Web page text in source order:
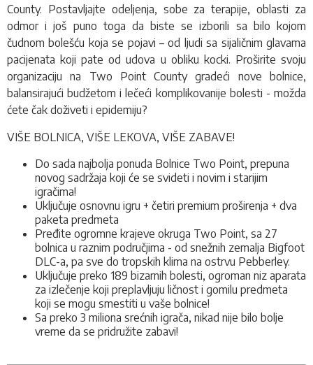
County. Postavljajte odeljenja, sobe za terapije, oblasti za
odmor i još puno toga da biste se izborili sa bilo kojom
čudnom bolešću koja se pojavi – od ljudi sa sijaličnim glavama
pacijenata koji pate od udova u obliku kocki. Proširite svoju
organizaciju na Two Point County gradeći nove bolnice,
balansirajući budžetom i lečeći komplikovanije bolesti - možda
ćete čak doživeti i epidemiju?
VIŠE BOLNICA, VIŠE LEKOVA, VIŠE ZABAVE!
Do sada najbolja ponuda Bolnice Two Point, prepuna
novog sadržaja koji će se svideti i novim i starijim
igračima!
Uključuje osnovnu igru + četiri premium proširenja + dva
paketa predmeta
Pređite ogromne krajeve okruga Two Point, sa 27
bolnica u raznim područjima - od snežnih zemalja Bigfoot
DLC-a, pa sve do tropskih klima na ostrvu Pebberley.
Uključuje preko 189 bizarnih bolesti, ogroman niz aparata
za izlečenje koji preplavljuju ličnost i gomilu predmeta
koji se mogu smestiti u vaše bolnice!
Sa preko 3 miliona srećnih igrača, nikad nije bilo bolje
vreme da se pridružite zabavi!